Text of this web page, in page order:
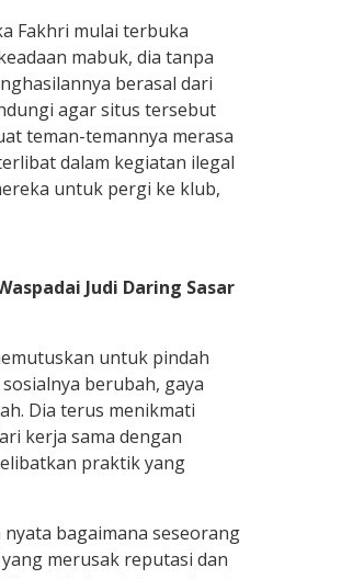
Fakhri mulai terbuka
mabuk, dia tanpa
berasal dari
agar situs tersebut
teman-temannya merasa
dalam kegiatan ilegal
untuk pergi ke klub,
Judi Daring Sasar
untuk pindah
berubah, gaya
Dia terus menikmati
kerja sama dengan
praktik yang
bagaimana seseorang
merusak reputasi dan